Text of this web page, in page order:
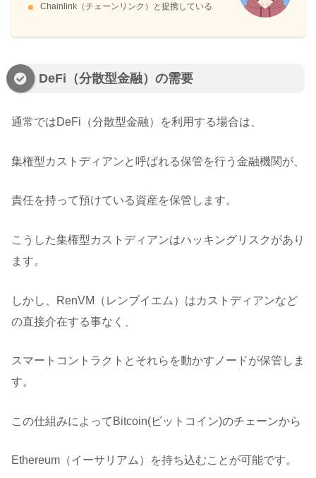
Chainlink（チェーンリンク）と提携している
DeFi（分散型金融）の需要
通常ではDeFi（分散型金融）を利用する場合は、
集権型カストディアンと呼ばれる保管を行う金融機関が、
責任を持って預けている資産を保管します。
こうした集権型カストディアンはハッキングリスクがあり
ます。
しかし、RenVM（レンブイエム）はカストディアンなど
の直接介在する事なく、
スマートコントラクトとそれらを動かすノードが保管しま
す。
この仕組みによってBitcoin(ビットコイン)のチェーンから
Ethereum（イーサリアム）を持ち込むことが可能です。